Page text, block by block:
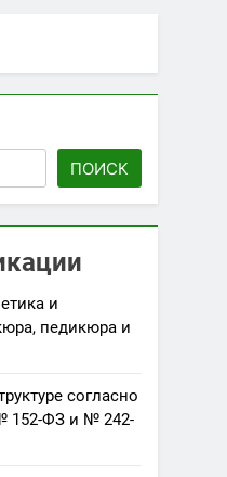
ПОИСК
и
педикюра и
согласно
152-ФЗ и № 242-